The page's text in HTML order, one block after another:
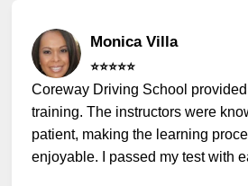
Monica Villa
⭐️⭐️⭐️⭐️⭐️
Coreway Driving School
training. The instructors were
patient, making the learning
enjoyable. I passed my test with